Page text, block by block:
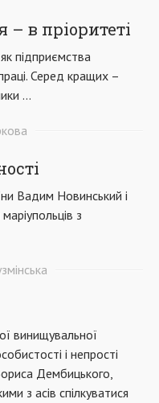
– в пріоритеті
підприємства
Серед кращих –
...
Вадим Новинський і
з
винищувальної
і непрості
Дембицького,
з асів спілкуватися